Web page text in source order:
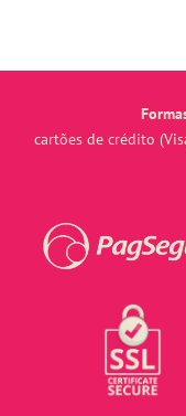
cartões de crédito